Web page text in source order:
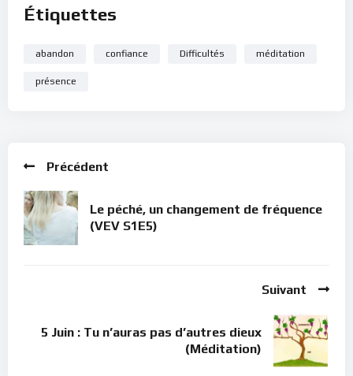
Étiquettes
abandon confiance Difficultés méditation
présence
Précédent
Le péché, un changement de fréquence
(VEV S1E5)
Suivant
5 Juin : Tu n’auras pas d’autres dieux
(Méditation)